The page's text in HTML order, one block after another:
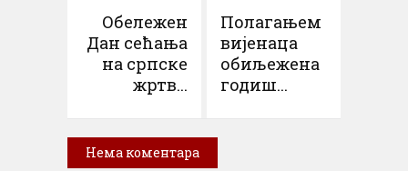
Обележен
Дан сећања
на српске
жртв...
Полагањем
вијенаца
обиљежена
годиш...
Нема коментара